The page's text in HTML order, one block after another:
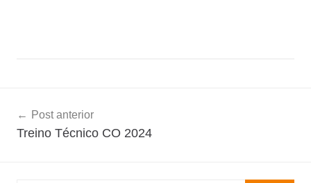
de
Post anterior
Treino Técnico CO 2024